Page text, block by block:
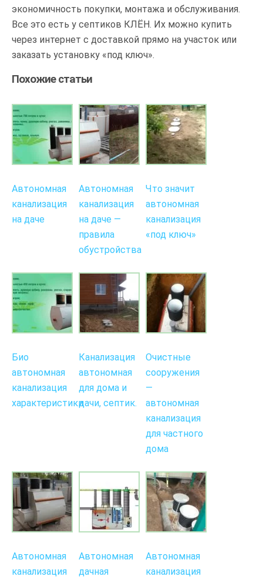
экономичность покупки, монтажа и обслуживания.
Все это есть у септиков КЛЁН. Их можно купить
через интернет с доставкой прямо на участок или
заказать установку «под ключ».
Похожие статьи
Автономная
канализация
на даче
Автономная
канализация
на даче —
правила
обустройства
Что значит
автономная
канализация
«под ключ»
Био
автономная
канализация
характеристики
Канализация
автономная
для дома и
дачи, септик.
Очистные
сооружения
—
автономная
канализация
для частного
дома
Автономная
канализация
Автономная
дачная
Автономная
канализация